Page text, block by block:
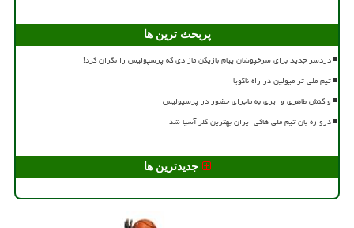
پربحث ترین ها
دردسر جدید برای سرخپوشان پیام بازیکن مازادی که پرسپولیس را نگران کرد!
تیم ملی ترامپولین در راه ناگویا
واکنش طاهری و ایری به ماجرای حضور در پرسپولیس
دروازه بان تیم ملی هاکی ایران بهترین گلر آسیا شد
جدیدترین ها